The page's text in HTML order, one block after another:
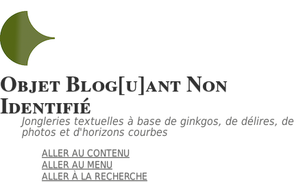
Objet Blog[u]ant Non
Identifié
Jongleries textuelles à base de ginkgos, de délires, de
photos et d'horizons courbes
ALLER AU CONTENU
ALLER AU MENU
ALLER À LA RECHERCHE